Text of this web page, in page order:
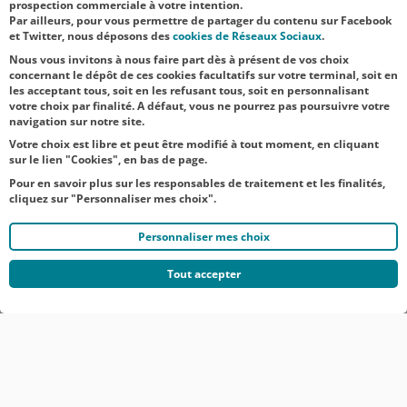
Héros du
quotidien, les...
prospection commerciale à votre intention.
Par ailleurs, pour vous permettre de partager du contenu sur Facebook
et Twitter, nous déposons descookies de Réseaux Sociaux.
Nous vous invitons à nous faire part dès à présent de vos choix
concernant le dépôt de ces cookies facultatifs sur votre terminal, soit en
les acceptant tous, soit en les refusant tous, soit en personnalisant
votre choix par finalité. A défaut, vous ne pourrez pas poursuivre votre
navigation sur notre site.
Votre choix est libre et peut être modifié à tout moment, en cliquant
sur le lien "Cookies", en bas de page.
Pour en savoir plus sur les responsables de traitement et les finalités,
cliquez sur "Personnaliser mes choix".
Personnaliser mes choix
Tout accepter